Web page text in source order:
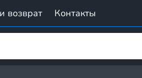
возврат Контакты